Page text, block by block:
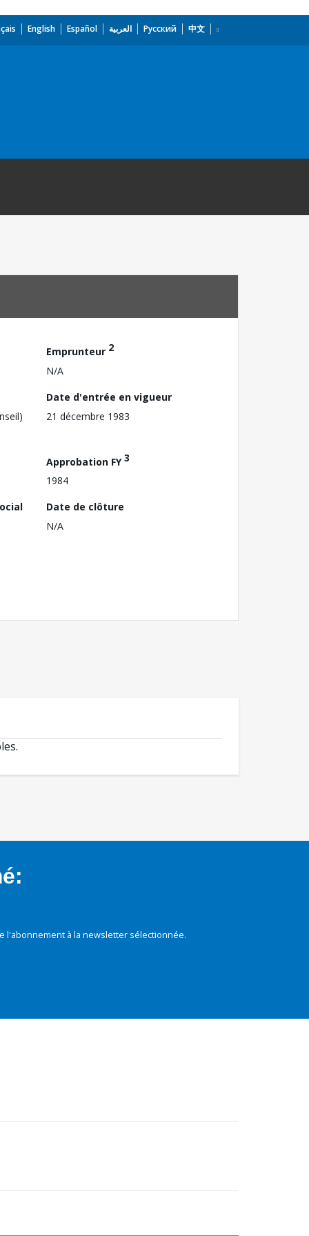
English Español العربية Русский 中文
Emprunteur 2
N/A
Date d'entrée en vigueur
21 décembre 1983
Approbation FY3
1984
Date de clôture
N/A
à la newsletter sélectionnée.